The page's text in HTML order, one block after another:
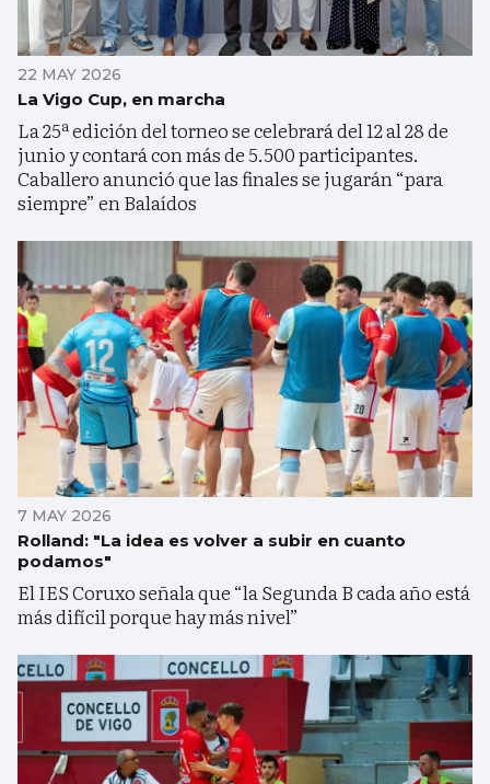
22 MAY 2026
La Vigo Cup, en marcha
La 25ª edición del torneo se celebrará del 12 al 28 de
junio y contará con más de 5.500 participantes.
Caballero anunció que las finales se jugarán “para
siempre” en Balaídos
7 MAY 2026
Rolland: "La idea es volver a subir en cuanto
podamos"
El IES Coruxo señala que “la Segunda B cada año está
más difícil porque hay más nivel”